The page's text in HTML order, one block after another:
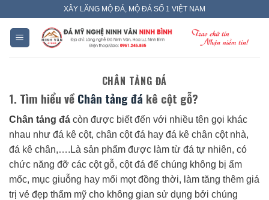
content
XÂY LĂNG MỘ ĐÁ, MỘ ĐÁ SỐ 1 VIỆT NAM
CHÂN TẢNG ĐÁ
1. Tìm hiểu về Chân tảng đá kê cột gỗ?
Chân tảng đá còn được biết đến với nhiều tên gọi khác
nhau như đá kê cột, chân cột đá hay đá kê chân cột nhà,
đá kê chân,….Là sản phẩm được làm từ đá tự nhiên, có
chức năng đỡ các cột gỗ, cột đá để chúng không bị ẩm
mốc, mục giuỗng hay mối mọt đồng thời, làm tăng thêm giá
trị vẻ đẹp thẩm mỹ cho không gian sử dụng bởi chúng